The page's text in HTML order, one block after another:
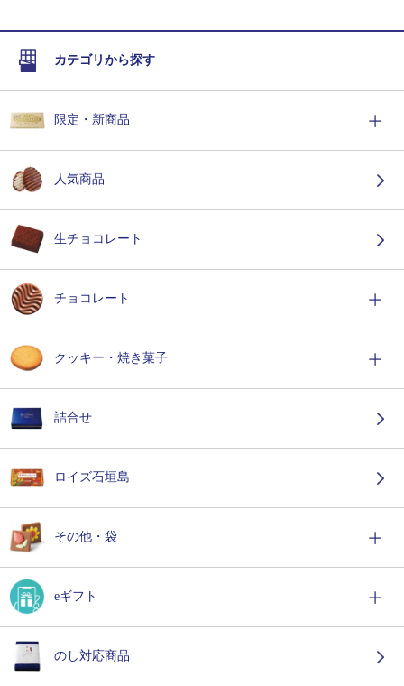
カテゴリから探す
限定・新商品
人気商品
生チョコレート
チョコレート
クッキー・焼き菓子
詰合せ
ロイズ石垣島
その他・袋
eギフト
のし対応商品